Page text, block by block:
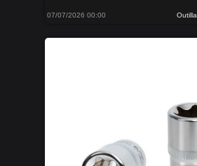
07/07/2026 00:00